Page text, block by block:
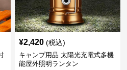
¥2,420 (税込)
キャンプ用品 太陽光充電式多機
能屋外照明ランタン